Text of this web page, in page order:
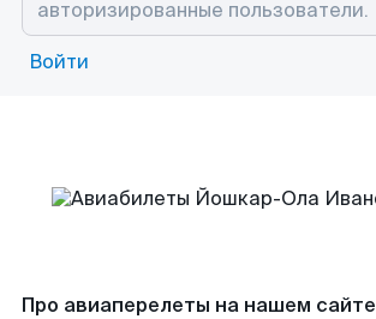
Войти
Про авиаперелеты на нашем сайте